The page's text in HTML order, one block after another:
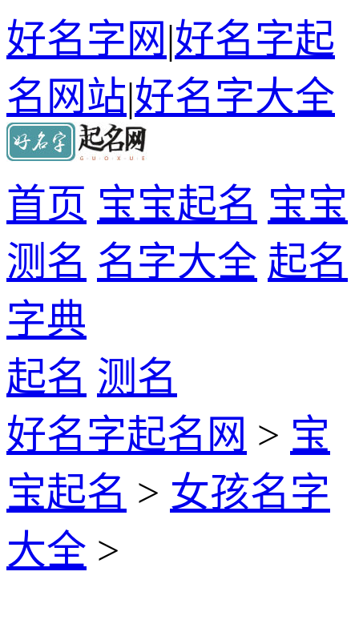
好名字网|好名字起
名网站|好名字大全
首页 宝宝起名 宝宝
测名 名字大全 起名
字典
起名 测名
好名字起名网 > 宝
宝起名 > 女孩名字
大全 >